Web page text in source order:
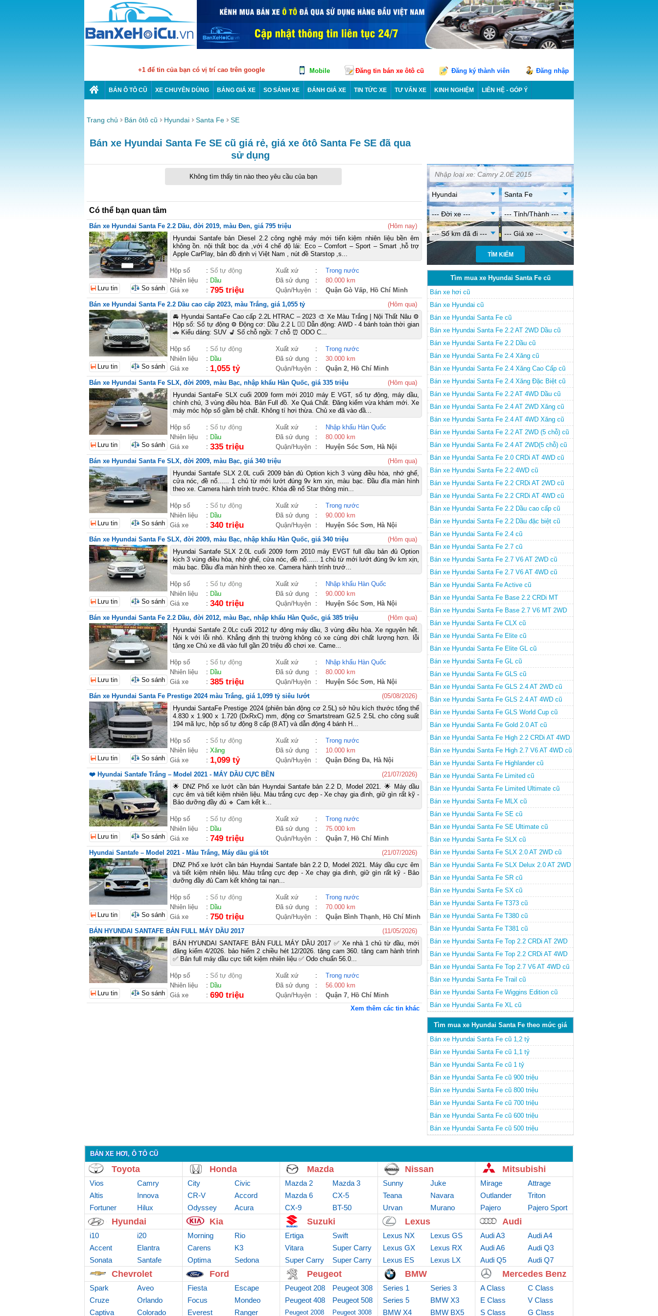
+1 để tin của bạn có vị trí cao trên google Mobile Đăng tin bán xe ôtô cũ Đăng ký thành viên Đăng nhập
BÁN Ô TÔ CŨ XE CHUYÊN DÙNG BẢNG GIÁ XE SO SÁNH XE ĐÁNH GIÁ XE TIN TỨC XE TƯ VẤN XE KINH NGHIỆM LIÊN HỆ - GÓP Ý
Trang chủ Bán ôtô cũ Hyundai Santa Fe SE
Bán xe Hyundai Santa Fe SE cũ giá rẻ, giá xe ôtô Santa Fe SE đã qua
sử dụng
Không tìm thấy tin nào theo yêu cầu của bạn
Có thể bạn quan tâm
Bán xe Hyundai Santa Fe 2.2 Dầu, đời 2019, màu Đen, giá 795 triệu
(Hôm nay)
Hyundai Santafe bản Diesel 2.2 công nghệ máy mới tiến kiệm nhiên liệu bền êm
không ồn. nội thất bọc da ,với 4 chế độ lái: Eco – Comfort – Sport – Smart ,hỗ trợ
Apple CarPlay, bản đồ định vị Việt Nam , nút đề Starstop ,s...
Hộp số : Số tự động Xuất xứ :
Trong nước
Nhiên liệu
: Dầu Đã sử dụng :
80.000 km
Giá xe
: 795 triệu Quận/Huyện : Quận Gò Vấp, Hồ Chí Minh
Lưu tin So sánh
Bán xe Hyundai Santa Fe 2.2 Dầu cao cấp 2023, màu Trắng, giá 1,055 tỷ
(Hôm qua)
🚘 Hyundai SantaFe Cao cấp 2.2L HTRAC – 2023 🎨 Xe Màu Trắng | Nội Thất Nâu ⚙️
Hộp số: Số tự động ⚙️ Động cơ: Dầu 2.2 L 🚴‍♀️ Dẫn động: AWD - 4 bánh toàn thời gian
🚗 Kiểu dáng: SUV 💺 Số chỗ ngồi: 7 chỗ ⏰ ODO C...
Hộp số : Số tự động Xuất xứ :
Trong nước
Nhiên liệu
: Dầu Đã sử dụng :
30.000 km
Giá xe
: 1,055 tỷ Quận/Huyện : Quận 2, Hồ Chí Minh
Lưu tin So sánh
Bán xe Hyundai Santa Fe SLX, đời 2009, màu Bạc, nhập khẩu Hàn Quốc, giá 335 triệu
(Hôm qua)
Hyundai SantaFe SLX cuối 2009 form mới 2010 máy E VGT, số tự động, máy dầu,
chính chủ, 3 vùng điều hòa. Bản Full đồ. Xe Quá Chất. Đăng kiểm vừa khám mới. Xe
máy móc hộp số gầm bệ chất. Không tí hơi thừa. Chủ xe đã vào đầ...
Hộp số : Số tự động Xuất xứ :
Nhập khẩu Hàn Quốc
Nhiên liệu
: Dầu Đã sử dụng :
80.000 km
Giá xe
: 335 triệu Quận/Huyện : Huyện Sóc Sơn, Hà Nội
Lưu tin So sánh
Bán xe Hyundai Santa Fe SLX, đời 2009, màu Bạc, giá 340 triệu
(Hôm qua)
Hyundai Santafe SLX 2.0L cuối 2009 bản đủ Option kịch 3 vùng điều hòa, nhớ ghế,
cửa nóc, đề nổ...... 1 chủ từ mới lướt đúng 9v km xịn, màu bạc. Đầu đĩa màn hình
theo xe. Camera hành trính trước. Khóa đề nổ Star thông min...
Hộp số : Số tự động Xuất xứ :
Trong nước
Nhiên liệu
: Dầu Đã sử dụng :
90.000 km
Giá xe
: 340 triệu Quận/Huyện : Huyện Sóc Sơn, Hà Nội
Lưu tin So sánh
Bán xe Hyundai Santa Fe SLX, đời 2009, màu Bạc, nhập khẩu Hàn Quốc, giá 340 triệu
(Hôm qua)
Hyundai Santafe SLX 2.0L cuối 2009 form 2010 máy EVGT full dầu bản đủ Option
kịch 3 vùng điều hòa, nhớ ghế, cửa nóc, đề nổ...... 1 chủ từ mới lướt đúng 9v km xịn,
màu bạc. Đầu đĩa màn hình theo xe. Camera hành trính trướ...
Hộp số : Số tự động Xuất xứ :
Nhập khẩu Hàn Quốc
Nhiên liệu
: Dầu Đã sử dụng :
90.000 km
Giá xe
: 340 triệu Quận/Huyện : Huyện Sóc Sơn, Hà Nội
Lưu tin So sánh
Bán xe Hyundai Santa Fe 2.2 Dầu, đời 2012, màu Bạc, nhập khẩu Hàn Quốc, giá 385 triệu
(Hôm qua)
Hyundai Santafe 2.0Lc cuối 2012 tự động máy dầu, 3 vùng điều hòa. Xe nguyên hết.
Nói k với lỗi nhỏ. Khẳng định thị trường không có xe cùng đời chất lượng hơn. lỗi
tặng xe Chủ xe đã vào full gần 20 triệu đồ chơi xe. Came...
Hộp số : Số tự động Xuất xứ :
Nhập khẩu Hàn Quốc
Nhiên liệu
: Dầu Đã sử dụng :
80.000 km
Giá xe
: 385 triệu Quận/Huyện : Huyện Sóc Sơn, Hà Nội
Lưu tin So sánh
Bán xe Hyundai Santa Fe Prestige 2024 màu Trắng, giá 1,099 tỷ siêu lướt
(05/08/2026)
Hyundai SantaFe Prestige 2024 (phiên bản động cơ 2.5L) sở hữu kích thước tổng thể
4.830 x 1.900 x 1.720 (DxRxC) mm, động cơ Smartstream G2.5 2.5L cho công suất
194 mã lực, hộp số tự động 8 cấp (8 AT) và dẫn động 4 bánh H...
Hộp số : Số tự động Xuất xứ :
Trong nước
Nhiên liệu
: Xăng Đã sử dụng :
10.000 km
Giá xe
: 1,099 tỷ Quận/Huyện : Quận Đống Đa, Hà Nội
Lưu tin So sánh
❤️ Hyundai Santafe Trắng – Model 2021 - MÁY DẦU CỰC BỀN
(21/07/2026)
🌟 DNZ Phố xe lướt cần bán Huyndai Santafe bản 2.2 D, Model 2021. 🌟 Máy dầu
cực êm và tiết kiệm nhiên liệu. Màu trắng cực đẹp - Xe chạy gia đình, giữ gìn rất kỹ -
Bảo dưỡng đầy đủ 🔹 Cam kết k...
Hộp số : Số tự động Xuất xứ :
Trong nước
Nhiên liệu
: Dầu Đã sử dụng :
75.000 km
Giá xe
: 749 triệu Quận/Huyện : Quận 7, Hồ Chí Minh
Lưu tin So sánh
Hyundai Santafe – Model 2021 - Màu Trắng, Máy dầu giá tốt
(21/07/2026)
DNZ Phố xe lướt cần bán Huyndai Santafe bản 2.2 D, Model 2021. Máy dầu cực êm
và tiết kiệm nhiên liệu. Màu trắng cực đẹp - Xe chạy gia đình, giữ gìn rất kỹ - Bảo
dưỡng đầy đủ Cam kết không tai nạn...
Hộp số : Số tự động Xuất xứ :
Trong nước
Nhiên liệu
: Dầu Đã sử dụng :
70.000 km
Giá xe
: 750 triệu Quận/Huyện : Quận Bình Thạnh, Hồ Chí Minh
Lưu tin So sánh
BÁN HYUNDAI SANTAFE BẢN FULL MÁY DẦU 2017
(11/05/2026)
BÁN HYUNDAI SANTAFE BẢN FULL MÁY DẦU 2017 ✅ Xe nhà 1 chủ từ đầu, mới
đăng kiểm 4/2026. bảo hiểm 2 chiều hét 12/2026. tặng cam 360. tăng cam hành trình
✅ Bản full máy dầu cực tiết kiệm nhiên liệu ✅ Odo chuẩn 56.0...
Hộp số : Số tự động Xuất xứ :
Trong nước
Nhiên liệu
: Dầu Đã sử dụng :
56.000 km
Giá xe
: 690 triệu Quận/Huyện : Quận 7, Hồ Chí Minh
Lưu tin So sánh
Xem thêm các tin khác
Hyundai Santa Fe
--- Đời xe --- --- Tỉnh/Thành ---
--- Số km đã đi --- --- Giá xe ---
Tìm mua xe Hyundai Santa Fe cũ
Bán xe hơi cũ
Bán xe Hyundai cũ
Bán xe Hyundai Santa Fe cũ
Bán xe Hyundai Santa Fe 2.2 AT 2WD Dầu cũ
Bán xe Hyundai Santa Fe 2.2 Dầu cũ
Bán xe Hyundai Santa Fe 2.4 Xăng cũ
Bán xe Hyundai Santa Fe 2.4 Xăng Cao Cấp cũ
Bán xe Hyundai Santa Fe 2.4 Xăng Đặc Biệt cũ
Bán xe Hyundai Santa Fe 2.2 AT 4WD Dầu cũ
Bán xe Hyundai Santa Fe 2.4 AT 2WD Xăng cũ
Bán xe Hyundai Santa Fe 2.4 AT 4WD Xăng cũ
Bán xe Hyundai Santa Fe 2.2 AT 2WD (5 chỗ) cũ
Bán xe Hyundai Santa Fe 2.4 AT 2WD(5 chỗ) cũ
Bán xe Hyundai Santa Fe 2.0 CRDi AT 4WD cũ
Bán xe Hyundai Santa Fe 2.2 4WD cũ
Bán xe Hyundai Santa Fe 2.2 CRDi AT 2WD cũ
Bán xe Hyundai Santa Fe 2.2 CRDi AT 4WD cũ
Bán xe Hyundai Santa Fe 2.2 Dầu cao cấp cũ
Bán xe Hyundai Santa Fe 2.2 Dầu đặc biệt cũ
Bán xe Hyundai Santa Fe 2.4 cũ
Bán xe Hyundai Santa Fe 2.7 cũ
Bán xe Hyundai Santa Fe 2.7 V6 AT 2WD cũ
Bán xe Hyundai Santa Fe 2.7 V6 AT 4WD cũ
Bán xe Hyundai Santa Fe Active cũ
Bán xe Hyundai Santa Fe Base 2.2 CRDi MT
2WD cũ
Bán xe Hyundai Santa Fe Base 2.7 V6 MT 2WD
cũ
Bán xe Hyundai Santa Fe CLX cũ
Bán xe Hyundai Santa Fe Elite cũ
Bán xe Hyundai Santa Fe Elite GL cũ
Bán xe Hyundai Santa Fe GL cũ
Bán xe Hyundai Santa Fe GLS cũ
Bán xe Hyundai Santa Fe GLS 2.4 AT 2WD cũ
Bán xe Hyundai Santa Fe GLS 2.4 AT 4WD cũ
Bán xe Hyundai Santa Fe GLS World Cup cũ
Bán xe Hyundai Santa Fe Gold 2.0 AT cũ
Bán xe Hyundai Santa Fe High 2.2 CRDi AT 4WD
cũ
Bán xe Hyundai Santa Fe High 2.7 V6 AT 4WD cũ
Bán xe Hyundai Santa Fe Highlander cũ
Bán xe Hyundai Santa Fe Limited cũ
Bán xe Hyundai Santa Fe Limited Ultimate cũ
Bán xe Hyundai Santa Fe MLX cũ
Bán xe Hyundai Santa Fe SE cũ
Bán xe Hyundai Santa Fe SE Ultimate cũ
Bán xe Hyundai Santa Fe SLX cũ
Bán xe Hyundai Santa Fe SLX 2.0 AT 2WD cũ
Bán xe Hyundai Santa Fe SLX Delux 2.0 AT 2WD
cũ
Bán xe Hyundai Santa Fe SR cũ
Bán xe Hyundai Santa Fe SX cũ
Bán xe Hyundai Santa Fe T373 cũ
Bán xe Hyundai Santa Fe T380 cũ
Bán xe Hyundai Santa Fe T381 cũ
Bán xe Hyundai Santa Fe Top 2.2 CRDi AT 2WD
cũ
Bán xe Hyundai Santa Fe Top 2.2 CRDi AT 4WD
cũ
Bán xe Hyundai Santa Fe Top 2.7 V6 AT 4WD cũ
Bán xe Hyundai Santa Fe Trail cũ
Bán xe Hyundai Santa Fe Wiggins Edition cũ
Bán xe Hyundai Santa Fe XL cũ
Tìm mua xe Hyundai Santa Fe theo mức giá
Bán xe Hyundai Santa Fe cũ 1,2 tỷ
Bán xe Hyundai Santa Fe cũ 1,1 tỷ
Bán xe Hyundai Santa Fe cũ 1 tỷ
Bán xe Hyundai Santa Fe cũ 900 triệu
Bán xe Hyundai Santa Fe cũ 800 triệu
Bán xe Hyundai Santa Fe cũ 700 triệu
Bán xe Hyundai Santa Fe cũ 600 triệu
Bán xe Hyundai Santa Fe cũ 500 triệu
BÁN XE HƠI, Ô TÔ CŨ
Toyota
Vios
Camry
Altis
Innova
Fortuner
Hilux
Honda
City
Civic
CR-V
Accord
Odyssey
Acura
Mazda
Mazda 2
Mazda 3
Mazda 6
CX-5
CX-9
BT-50
Nissan
Sunny
Juke
Teana
Navara
Urvan
Murano
Mitsubishi
Mirage
Attrage
Outlander
Sport
Triton
Pajero
Pajero Sport
Hyundai
i10
i20
Accent
Elantra
Sonata
Santafe
Kia
Morning
Rio
Carens
K3
Optima
Sedona
Suzuki
Ertiga
Swift
Vitara
Super Carry
Van
Super Carry
truck
Super Carry
Pro
Lexus
Lexus NX
Lexus GS
Lexus GX
Lexus RX
Lexus ES
Lexus LX
Audi
Audi A3
Audi A4
Audi A6
Audi Q3
Audi Q5
Audi Q7
Chevrolet
Spark
Aveo
Cruze
Orlando
Captiva
Colorado
Ford
Fiesta
Escape
Focus
Mondeo
Everest
Ranger
Peugeot
Peugeot 208
Peugeot 308
Peugeot 408
Peugeot 508
Peugeot 2008 Peugeot 3008
BMW
Series 1
Series 3
Series 5
BMW X3
BMW X4
BMW BX5
Mercedes Benz
A Class
C Class
E Class
V Class
S Class
G Class